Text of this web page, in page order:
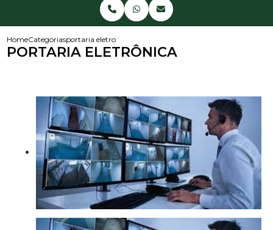
HomeCategoriasportaria eletronica
PORTARIA ELETRÔNICA